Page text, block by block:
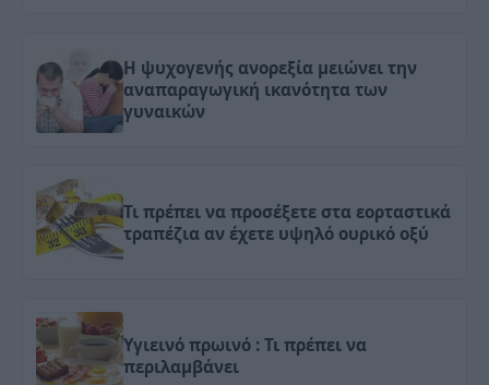
Η ψυχογενής ανορεξία μειώνει την
αναπαραγωγική ικανότητα των
γυναικών
Τι πρέπει να προσέξετε στα εορταστικά
τραπέζια αν έχετε υψηλό ουρικό οξύ
Υγιεινό πρωινό : Τι πρέπει να
περιλαμβάνει